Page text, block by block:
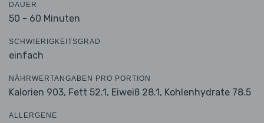
DAUER
50 - 60 Minuten
SCHWIERIGKEITSGRAD
einfach
NÄHRWERTANGABEN PRO PORTION
Kalorien 903, Fett 52.1, Eiweiß 28.1, Kohlenhydrate 78.5
ALLERGENE